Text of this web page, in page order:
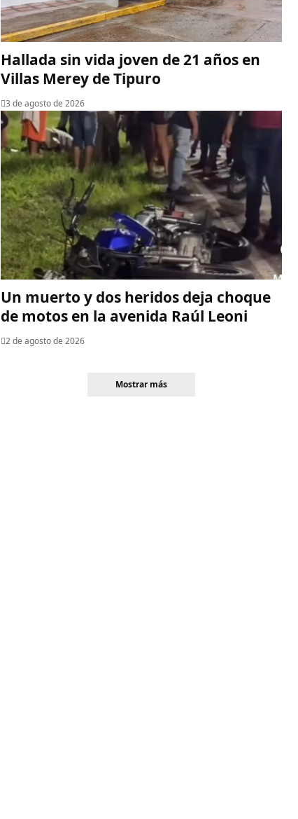
Hallada sin vida joven de 21 años en
Villas Merey de Tipuro
3 de agosto de 2026
Un muerto y dos heridos deja choque
de motos en la avenida Raúl Leoni
2 de agosto de 2026
Mostrar más